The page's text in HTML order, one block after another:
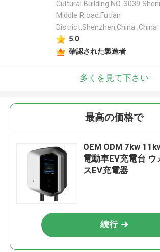
Cultural Building.NO. 3039
Middle R oad,Futian
District,Shenzhen,China ,China
5.0
確認された製造者
多くを見て下さい
最高の価格で
OEM ODM 7kw
電動車EV充電台 ウ
スEV充電器
続行